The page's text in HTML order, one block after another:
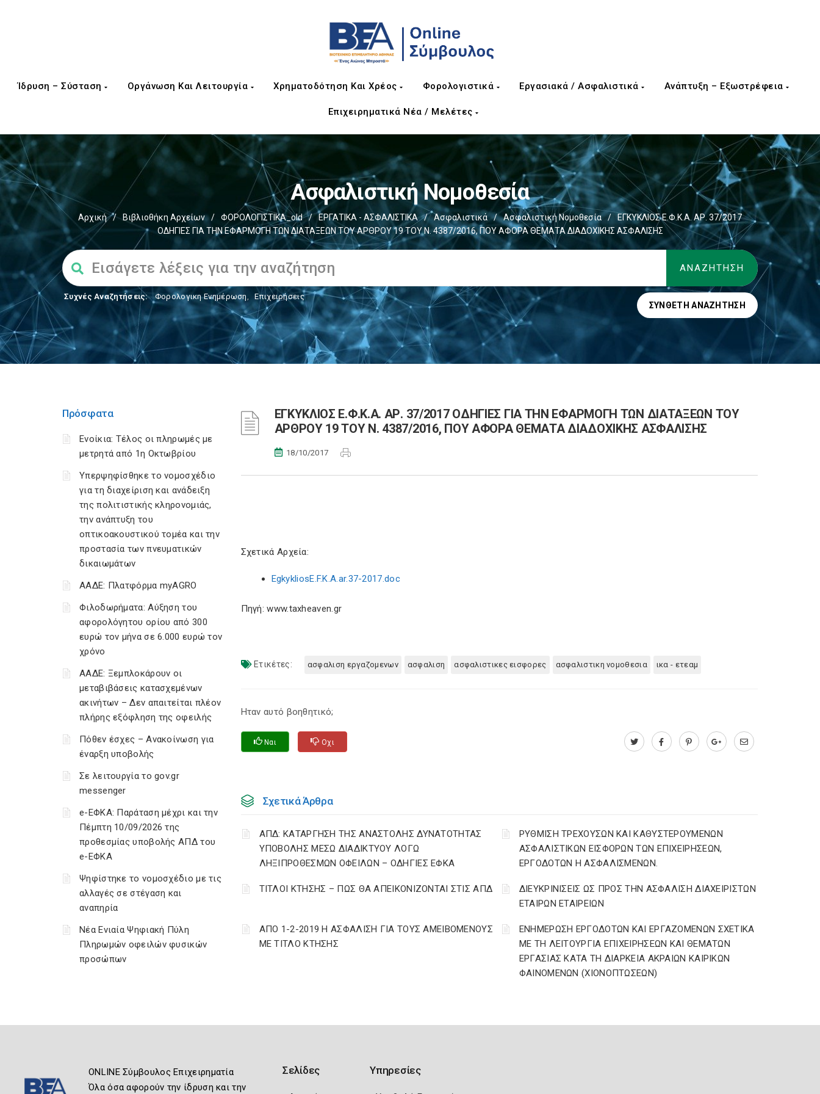
Ίδρυση – Σύσταση Οργάνωση Και Λειτουργία Χρηματοδότηση Και Χρέος Φορολογιστικά Εργασιακά / Ασφαλιστικά Ανάπτυξη – Εξωστρέφεια
Επιχειρηματικά Νέα / Μελέτες
Ασφαλιστική Νομοθεσία
Αρχική / Βιβλιοθήκη Αρχείων / ΦΟΡΟΛΟΓΙΣΤΙΚΑ_old / ΕΡΓΑΤΙΚΑ - ΑΣΦΑΛΙΣΤΙΚΑ / Ασφαλιστικά / Ασφαλιστική Νομοθεσία /
ΕΓΚΥΚΛΙΟΣ Ε.Φ.Κ.Α. ΑΡ. 37/2017
ΟΔΗΓΙΕΣ ΓΙΑ ΤΗΝ ΕΦΑΡΜΟΓΗ ΤΩΝ ΔΙΑΤΑΞΕΩΝ ΤΟΥ ΑΡΘΡΟΥ 19 ΤΟΥ Ν. 4387/2016, ΠΟΥ ΑΦΟΡΑ ΘΕΜΑΤΑ ΔΙΑΔΟΧΙΚΗΣ ΑΣΦΑΛΙΣΗΣ
Συχνές Αναζητήσεις: Φορολογικη Ενημέρωση, Επιχειρήσεις
ΣΎΝΘΕΤΗ ΑΝΑΖΉΤΗΣΗ
Πρόσφατα
Ενοίκια: Τέλος οι πληρωμές με
μετρητά από 1η Οκτωβρίου
Υπερψηφίσθηκε το νομοσχέδιο
για τη διαχείριση και ανάδειξη
της πολιτιστικής κληρονομιάς,
την ανάπτυξη του
οπτικοακουστικού τομέα και την
προστασία των πνευματικών
δικαιωμάτων
ΑΑΔΕ: Πλατφόρμα myAGRO
Φιλοδωρήματα: Αύξηση του
αφορολόγητου ορίου από 300
ευρώ τον μήνα σε 6.000 ευρώ τον
χρόνο
ΑΑΔΕ: Ξεμπλοκάρουν οι
μεταβιβάσεις κατασχεμένων
ακινήτων – Δεν απαιτείται πλέον
πλήρης εξόφληση της οφειλής
Πόθεν έσχες – Ανακοίνωση για
έναρξη υποβολής
Σε λειτουργία το gov.gr
messenger
e-ΕΦΚΑ: Παράταση μέχρι και την
Πέμπτη 10/09/2026 της
προθεσμίας υποβολής ΑΠΔ του
e-ΕΦΚΑ
Ψηφίστηκε το νομοσχέδιο με τις
αλλαγές σε στέγαση και
αναπηρία
Νέα Ενιαία Ψηφιακή Πύλη
Πληρωμών οφειλών φυσικών
προσώπων
ΕΓΚΥΚΛΙΟΣ Ε.Φ.Κ.Α. ΑΡ. 37/2017 ΟΔΗΓΙΕΣ ΓΙΑ ΤΗΝ ΕΦΑΡΜΟΓΗ ΤΩΝ ΔΙΑΤΑΞΕΩΝ ΤΟΥ
ΑΡΘΡΟΥ 19 ΤΟΥ Ν. 4387/2016, ΠΟΥ ΑΦΟΡΑ ΘΕΜΑΤΑ ΔΙΑΔΟΧΙΚΗΣ ΑΣΦΑΛΙΣΗΣ
18/10/2017
Σχετικά Αρχεία:
EgkykliosE.F.K.A.ar.37-2017.doc
Πηγή: www.taxheaven.gr
Ετικέτες: ασφαλιση εργαζομενων ασφαλιση ασφαλιστικες εισφορες ασφαλιστικη νομοθεσια ικα - ετεαμ
Ηταν αυτό βοηθητικό;
Ναι Οχι
Σχετικά Άρθρα
ΑΠΔ: ΚΑΤΑΡΓΗΣΗ ΤΗΣ ΑΝΑΣΤΟΛΗΣ ΔΥΝΑΤΟΤΗΤΑΣ
ΥΠΟΒΟΛΗΣ ΜΕΣΩ ΔΙΑΔΙΚΤΥΟΥ ΛΟΓΩ
ΛΗΞΙΠΡΟΘΕΣΜΩΝ ΟΦΕΙΛΩΝ – ΟΔΗΓΙΕΣ ΕΦΚΑ
ΡΥΘΜΙΣΗ ΤΡΕΧΟΥΣΩΝ ΚΑΙ ΚΑΘΥΣΤΕΡΟΥΜΕΝΩΝ
ΑΣΦΑΛΙΣΤΙΚΩΝ ΕΙΣΦΟΡΩΝ ΤΩΝ ΕΠΙΧΕΙΡΗΣΕΩΝ,
ΕΡΓΟΔΟΤΩΝ Η ΑΣΦΑΛΙΣΜΕΝΩΝ.
ΤΙΤΛΟΙ ΚΤΗΣΗΣ – ΠΩΣ ΘΑ ΑΠΕΙΚΟΝΙΖΟΝΤΑΙ ΣΤΙΣ ΑΠΔ
ΔΙΕΥΚΡΙΝΙΣΕΙΣ ΩΣ ΠΡΟΣ ΤΗΝ ΑΣΦΑΛΙΣΗ ΔΙΑΧΕΙΡΙΣΤΩΝ
ΕΤΑΙΡΩΝ ΕΤΑΙΡΕΙΩΝ
ΑΠΟ 1-2-2019 Η ΑΣΦΑΛΙΣΗ ΓΙΑ ΤΟΥΣ ΑΜΕΙΒΟΜΕΝΟΥΣ
ΜΕ ΤΙΤΛΟ ΚΤΗΣΗΣ
ΕΝΗΜΕΡΩΣΗ ΕΡΓΟΔΟΤΩΝ ΚΑΙ ΕΡΓΑΖΟΜΕΝΩΝ ΣΧΕΤΙΚΑ
ΜΕ ΤΗ ΛΕΙΤΟΥΡΓΙΑ ΕΠΙΧΕΙΡΗΣΕΩΝ ΚΑΙ ΘΕΜΑΤΩΝ
ΕΡΓΑΣΙΑΣ ΚΑΤΑ ΤΗ ΔΙΑΡΚΕΙΑ ΑΚΡΑΙΩΝ ΚΑΙΡΙΚΩΝ
ΦΑΙΝΟΜΕΝΩΝ (ΧΙΟΝΟΠΤΩΣΕΩΝ)
ONLINE Σύμβουλος Επιχειρηματία
Όλα όσα αφορούν την ίδρυση και την
Σελίδες Υπηρεσίες